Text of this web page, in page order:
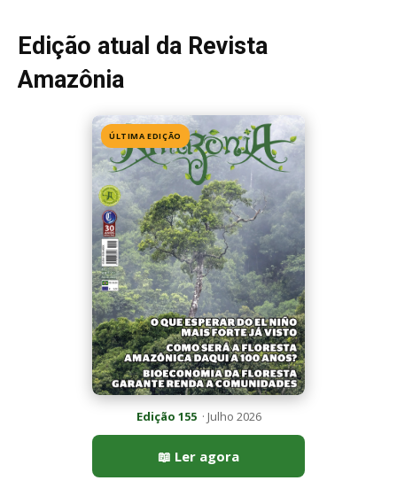
Edição 155· Julho 2026
📖 Ler agora
Mais lidas da semana